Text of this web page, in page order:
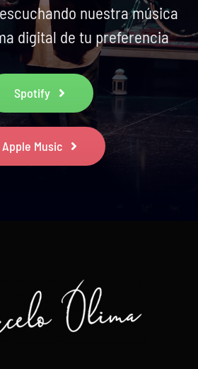
nuestra música
digital de tu preferencia
Spotify
Apple Music